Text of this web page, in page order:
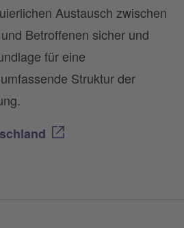
Austausch zwischen
Betroffenen sicher und
für eine
Struktur der